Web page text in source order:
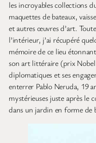
les incroyables collections
maquettes de bateaux,
et autres œuvres d’art.
l’intérieur, j’ai récupéré
mémoire de ce lieu
son art littéraire (prix
diplomatiques et ses
enterrer Pablo Neruda, 19
mystérieuses juste après le
dans un jardin en forme de